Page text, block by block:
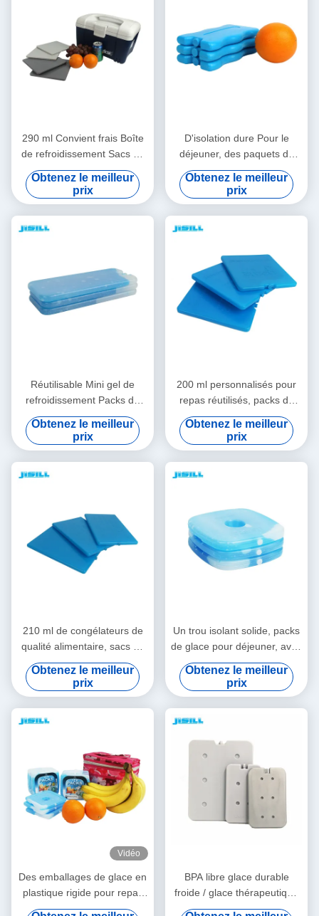
290 ml Convient frais Boîte
de refroidissement Sacs de
glace, congélateur Sacs de
refroidissement 19*19*1 cm
Taille Pour les aliments
congelés
Obtenez le meilleur
prix
D'isolation dure Pour le
déjeuner, des paquets de
glace 200 ml Pcm Gel
Aliments conservés frais
16,5*10*2 cm Taille Pour les
aliments congelés
Obtenez le meilleur
prix
Réutilisable Mini gel de
refroidissement Packs de
glace pour le déjeuner Packs
de congélateur durables
pour les aliments surgelés
Obtenez le meilleur
prix
200 ml personnalisés pour
repas réutilisés, packs de
glace en gel, plaque de
refroidissement pour la
maison, pour les aliments
surgelés
Obtenez le meilleur
prix
210 ml de congélateurs de
qualité alimentaire, sacs de
glace pour boîtes à lunch et
réfrigérateurs, écologiques
Obtenez le meilleur
prix
Un trou isolant solide, packs
de glace pour déjeuner, avec
mini PCM gel, éléments de
refroidissement pour les
aliments congelés
Obtenez le meilleur
prix
Vidéo
Des emballages de glace en
plastique rigide pour repas
de qualité alimentaire en
BPA libre glace durable
froide / glace thérapeutique
légère pour les aliments